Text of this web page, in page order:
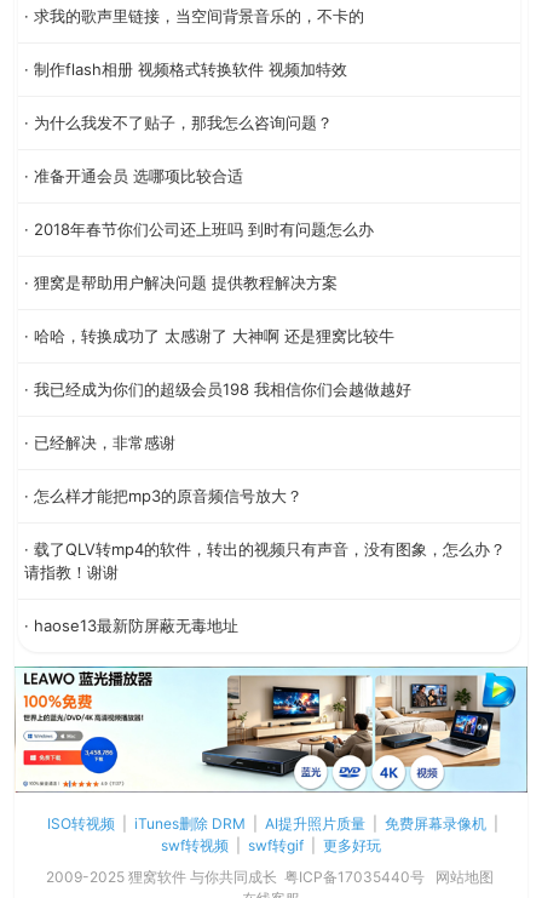
· 求我的歌声里链接，当空间背景音乐的，不卡的
· 制作flash相册 视频格式转换软件 视频加特效
· 为什么我发不了贴子，那我怎么咨询问题？
· 准备开通会员 选哪项比较合适
· 2018年春节你们公司还上班吗 到时有问题怎么办
· 狸窝是帮助用户解决问题 提供教程解决方案
· 哈哈，转换成功了 太感谢了 大神啊 还是狸窝比较牛
· 我已经成为你们的超级会员198 我相信你们会越做越好
· 已经解决，非常感谢
· 怎么样才能把mp3的原音频信号放大？
· 载了QLV转mp4的软件，转出的视频只有声音，没有图象，怎么办？
请指教！谢谢
· haose13最新防屏蔽无毒地址
ISO转视频 iTunes删除 DRM AI提升照片质量 免费屏幕录像机
swf转视频
swf转gif
更多好玩
2009-2025 狸窝软件 与你共同成长 粤ICP备17035440号
网站地图